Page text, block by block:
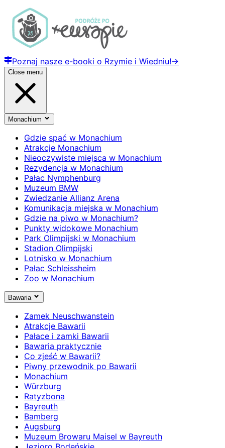
Poznaj nasze e-booki o Rzymie i Wiedniu!→
Close menu
Monachium
Gdzie spać w Monachium
Atrakcje Monachium
Nieoczywiste miejsca w Monachium
Rezydencja w Monachium
Pałac Nymphenburg
Muzeum BMW
Zwiedzanie Allianz Arena
Komunikacja miejska w Monachium
Gdzie na piwo w Monachium?
Punkty widokowe Monachium
Park Olimpijski w Monachium
Stadion Olimpijski
Lotnisko w Monachium
Pałac Schleissheim
Zoo w Monachium
Bawaria
Zamek Neuschwanstein
Atrakcje Bawarii
Pałace i zamki Bawarii
Bawaria praktycznie
Co zjeść w Bawarii?
Piwny przewodnik po Bawarii
Monachium
Würzburg
Ratyzbona
Bayreuth
Bamberg
Augsburg
Muzeum Browaru Maisel w Bayreuth